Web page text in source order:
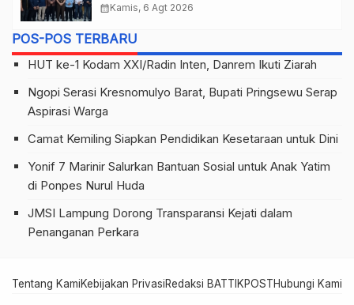
calendar_monthKamis, 6 Agt 2026
POS-POS TERBARU
HUT ke-1 Kodam XXI/Radin Inten, Danrem Ikuti Ziarah
Ngopi Serasi Kresnomulyo Barat, Bupati Pringsewu Serap
Aspirasi Warga
Camat Kemiling Siapkan Pendidikan Kesetaraan untuk Dini
Yonif 7 Marinir Salurkan Bantuan Sosial untuk Anak Yatim
di Ponpes Nurul Huda
JMSI Lampung Dorong Transparansi Kejati dalam
Penanganan Perkara
Tentang KamiKebijakan PrivasiRedaksi BATTIKPOSTHubungi Kami